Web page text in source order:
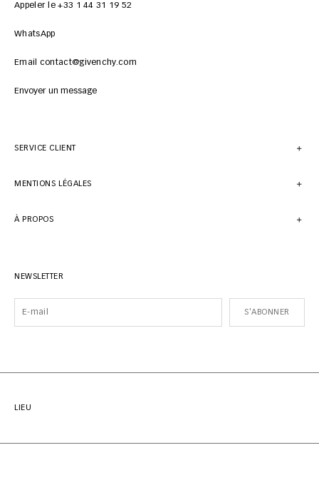
Appeler le +33 1 44 31 19 52
WhatsApp
Email contact@givenchy.com
Envoyer un message
SERVICE CLIENT
MENTIONS LÉGALES
À PROPOS
NEWSLETTER
S'ABONNER
LIEU